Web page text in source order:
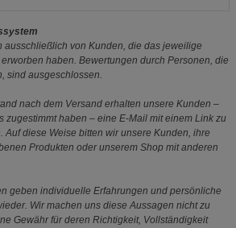
ausschließlich von Kunden, die das jeweilige
haben. Bewertungen durch Personen, die
sind ausgeschlossen.
nach dem Versand erhalten unsere Kunden –
zugestimmt haben – eine E-Mail mit einem Link zu
Auf diese Weise bitten wir unsere Kunden, ihre
Produkten oder unserem Shop mit anderen
geben individuelle Erfahrungen und persönliche
Wir machen uns diese Aussagen nicht zu
Gewähr für deren Richtigkeit, Vollständigkeit